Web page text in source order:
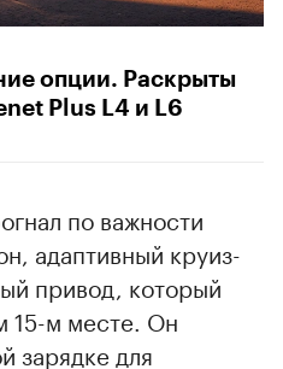
опции. Раскрыты
Plus L4 и L6
по важности
адаптивный круиз-
привод, который
15-м месте. Он
зарядке для